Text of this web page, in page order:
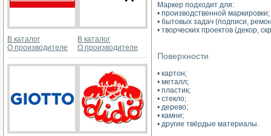
В каталог
О производителе
В каталог
О производителе
Маркер подходит для:
• производственной маркировки;
• бытовых задач (подписи,
• творческих проектов (декор,
Поверхности
• картон;
• металл;
• пластик;
• стекло;
• дерево;
• камни;
• другие твёрдые материалы.